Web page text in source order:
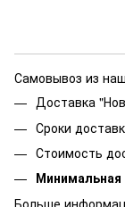
Самовывоз из
Доставка
Сроки
Стоимость
Минимальная
Больше